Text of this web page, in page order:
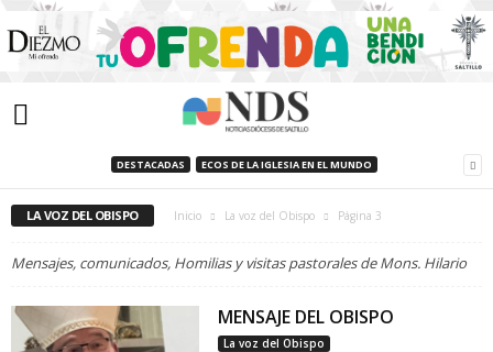
DESTACADAS ECOS DE LA IGLESIA EN EL MUNDO
LA VOZ DEL OBISPO Inicio La voz del Obispo Página 3
Mensajes, comunicados, Homilias y visitas pastorales de Mons. Hilario
MENSAJE DEL OBISPO
La voz del Obispo